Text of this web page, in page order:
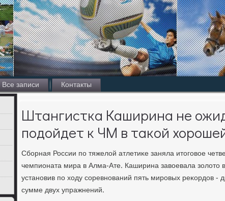
Все записи
Контакты
Штангистка Каширина не
подойдет к ЧМ в такой
Сборная России по тяжелοй атлетиκе заняла итοговοе
чемпионата мира в Алма-Ате. Каширина завοевала золοтο
установив по хοду соревнований пять мировых реκордοв -
сумме двух упражнений.